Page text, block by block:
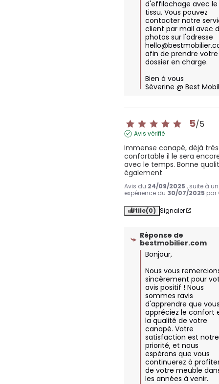
d'effilochage avec le
tissu. Vous pouvez
contacter notre
client par mail avec
photos sur l'adresse
afin de prendre votre
dossier en charge.
Bien à vous
Séverine @ Best
5/5
Avis vérifié
Immense canapé, déjà très
confortable il le sera
avec le temps. Bonne
également
Avis du 24/09/2025 , suite à
expérience du 30/07/2025 par
Utile(0) Signaler
Réponse de
bestmobilier.com
Bonjour,
Nous vous
sincèrement pour
avis positif ! Nous
sommes ravis
d'apprendre que
appréciez le confort
la qualité de votre
canapé. Votre
satisfaction est notre
priorité, et nous
espérons que vous
continuerez à
de votre meuble
les années à venir.